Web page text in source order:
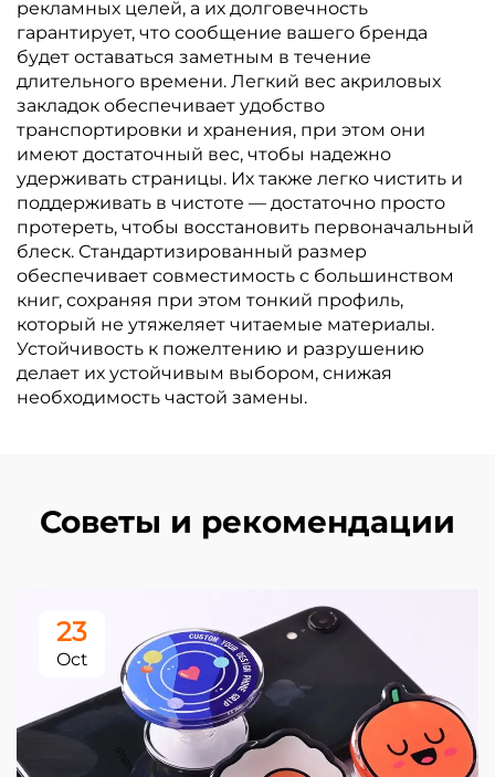
рекламных целей, а их долговечность
гарантирует, что сообщение вашего бренда
будет оставаться заметным в течение
длительного времени. Легкий вес акриловых
закладок обеспечивает удобство
транспортировки и хранения, при этом они
имеют достаточный вес, чтобы надежно
удерживать страницы. Их также легко чистить и
поддерживать в чистоте — достаточно просто
протереть, чтобы восстановить первоначальный
блеск. Стандартизированный размер
обеспечивает совместимость с большинством
книг, сохраняя при этом тонкий профиль,
который не утяжеляет читаемые материалы.
Устойчивость к пожелтению и разрушению
делает их устойчивым выбором, снижая
необходимость частой замены.
Советы и рекомендации
23
Oct